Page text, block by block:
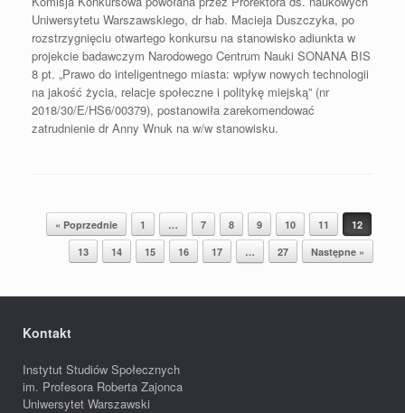
Uniwersytetu Warszawskiego, dr hab. Macieja Duszczyka, po
rozstrzygnięciu otwartego konkursu na stanowisko adiunkta w
projekcie badawczym Narodowego Centrum Nauki SONANA BIS
8 pt. „Prawo do inteligentnego miasta: wpływ nowych technologii
na jakość życia, relacje społeczne i politykę miejską” (nr
2018/30/E/HS6/00379), postanowiła zarekomendować
zatrudnienie dr Anny Wnuk na w/w stanowisku.
Post navigation
« Poprzednie 1 … 7 8 9 10 11
12
13
14 15 16 17 … 27 Następne »
Kontakt
Instytut Studiów Społecznych
im. Profesora Roberta Zajonca
Uniwersytet Warszawski